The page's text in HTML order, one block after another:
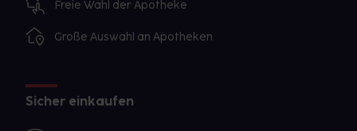
Freie Wahl der Apotheke
Große Auswahl an Apotheken
Sicher einkaufen